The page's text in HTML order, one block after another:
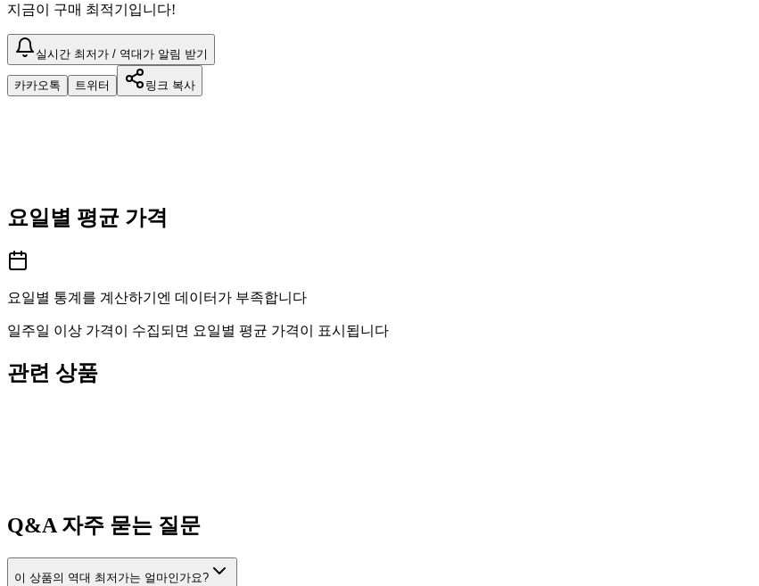
지금이 구매 최적기입니다!
실시간 최저가 / 역대가 알림 받기
카카오톡 트위터 링크 복사
요일별 평균 가격
요일별 통계를 계산하기엔 데이터가 부족합니다
일주일 이상 가격이 수집되면 요일별 평균 가격이 표시됩니다
관련 상품
Q&A자주 묻는 질문
이 상품의 역대 최저가는 얼마인가요?